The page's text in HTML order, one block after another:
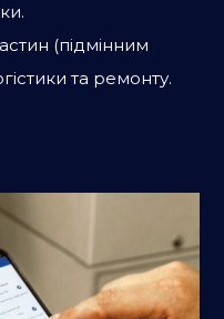
(підмінним
та ремонту.